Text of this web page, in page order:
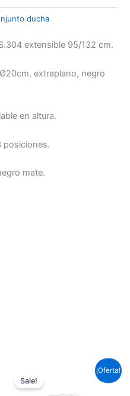
ducha
extensible 95/132 cm.
extraplano, negro
en altura.
posiciones.
mate.
¡Oferta!
Sale!
precio